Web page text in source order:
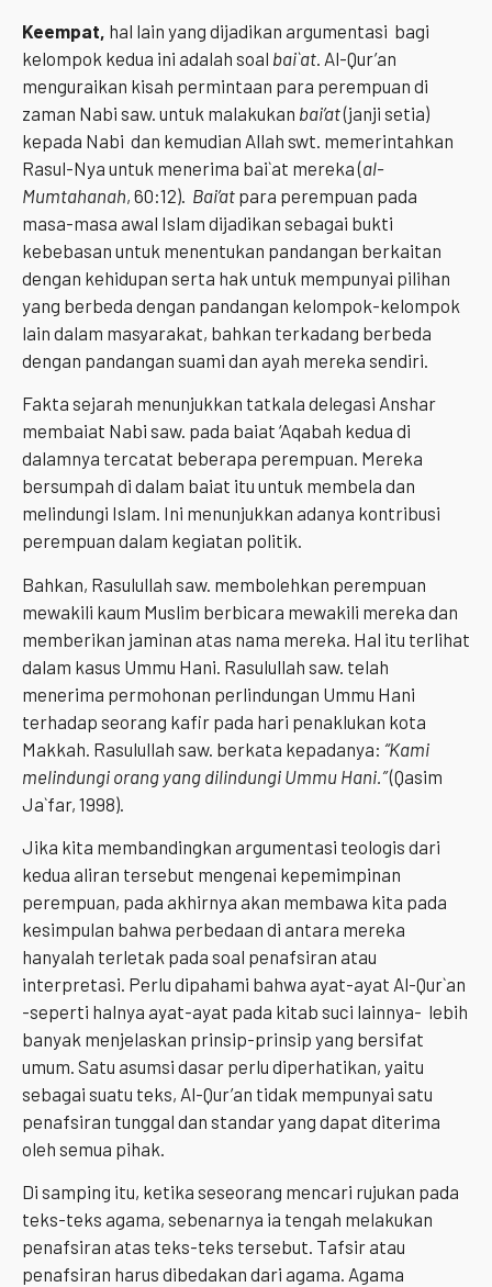
Keempat, hal lain yang dijadikan argumentasi bagi
kelompok kedua ini adalah soal bai`at . Al-Qur’an
menguraikan kisah permintaan para perempuan di
zaman Nabi saw. untuk malakukan bai’at(janji setia)
kepada Nabi dan kemudian Allah swt. memerintahkan
Rasul-Nya untuk menerima bai`at mereka (al-
Mumtahanah, 60:12). Bai’at para perempuan pada
masa-masa awal Islam dijadikan sebagai bukti
kebebasan untuk menentukan pandangan berkaitan
dengan kehidupan serta hak untuk mempunyai pilihan
yang berbeda dengan pandangan kelompok-kelompok
lain dalam masyarakat, bahkan terkadang berbeda
dengan pandangan suami dan ayah mereka sendiri.
Fakta sejarah menunjukkan tatkala delegasi Anshar
membaiat Nabi saw. pada baiat ‘Aqabah kedua di
dalamnya tercatat beberapa perempuan. Mereka
bersumpah di dalam baiat itu untuk membela dan
melindungi Islam. Ini menunjukkan adanya kontribusi
perempuan dalam kegiatan politik.
Bahkan, Rasulullah saw. membolehkan perempuan
mewakili kaum Muslim berbicara mewakili mereka dan
memberikan jaminan atas nama mereka. Hal itu terlihat
dalam kasus Ummu Hani. Rasulullah saw. telah
menerima permohonan perlindungan Ummu Hani
terhadap seorang kafir pada hari penaklukan kota
Makkah. Rasulullah saw. berkata kepadanya: “Kami
melindungi orang yang dilindungi Ummu Hani.”(Qasim
Ja`far, 1998).
Jika kita membandingkan argumentasi teologis dari
kedua aliran tersebut mengenai kepemimpinan
perempuan, pada akhirnya akan membawa kita pada
kesimpulan bahwa perbedaan di antara mereka
hanyalah terletak pada soal penafsiran atau
interpretasi. Perlu dipahami bahwa ayat-ayat Al-Qur`an
-seperti halnya ayat-ayat pada kitab suci lainnya- lebih
banyak menjelaskan prinsip-prinsip yang bersifat
umum. Satu asumsi dasar perlu diperhatikan, yaitu
sebagai suatu teks, Al-Qur’an tidak mempunyai satu
penafsiran tunggal dan standar yang dapat diterima
oleh semua pihak.
Di samping itu, ketika seseorang mencari rujukan pada
teks-teks agama, sebenarnya ia tengah melakukan
penafsiran atas teks-teks tersebut. Tafsir atau
penafsiran harus dibedakan dari agama. Agama